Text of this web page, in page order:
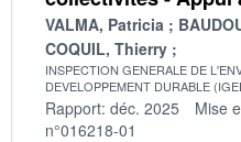
VALMA, Patricia
COQUIL, Thierry
INSPECTION GENERALE DE
DEVELOPPEMENT DURABLE
Rapport: déc. 2025 Mise
n°016218-01